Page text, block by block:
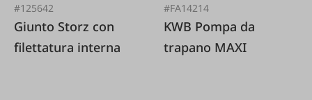
#125642
Giunto Storz con
filettatura interna
#FA14214
KWB Pompa da
trapano MAXI